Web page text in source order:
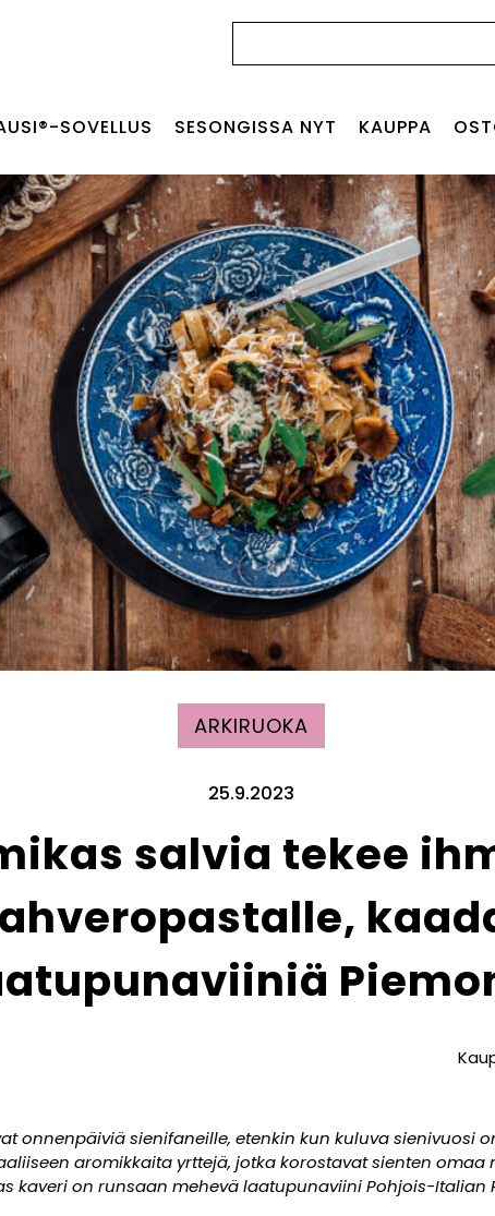
SOVELLUS SESONGISSA NYT KAUPPA
ARKIRUOKA
25.9.2023
salvia tekee
onnenpäiviä sienifaneille, etenkin kun kuluva sienivuosi
aromikkaita yrttejä, jotka korostavat sienten omaa
kaveri on runsaan mehevä laatupunaviini Pohjois-Italian